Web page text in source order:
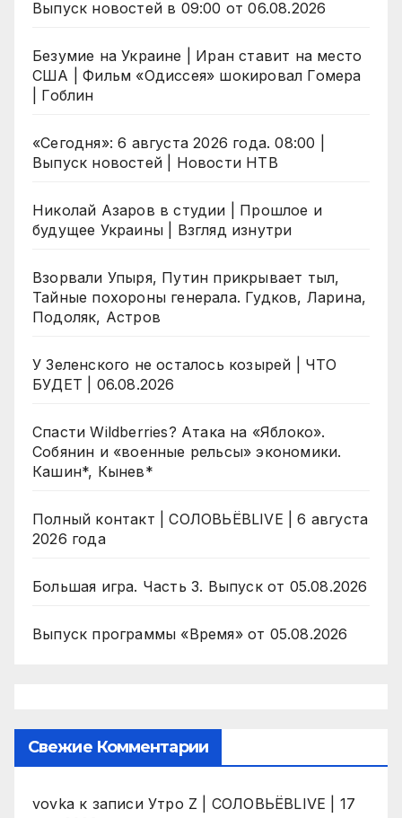
Выпуск новостей в 09:00 от 06.08.2026
Безумие на Украине | Иран ставит на место
США | Фильм «Одиссея» шокировал Гомера
| Гоблин
«Сегодня»: 6 августа 2026 года. 08:00 |
Выпуск новостей | Новости НТВ
Николай Азаров в студии | Прошлое и
будущее Украины | Взгляд изнутри
Взорвали Упыря, Путин прикрывает тыл,
Тайные похороны генерала. Гудков, Ларина,
Подоляк, Астров
У Зеленского не осталось козырей | ЧТО
БУДЕТ | 06.08.2026
Спасти Wildberries? Атака на «Яблоко».
Собянин и «военные рельсы» экономики.
Кашин*, Кынев*
Полный контакт | СОЛОВЬЁВLIVE | 6 августа
2026 года
Большая игра. Часть 3. Выпуск от 05.08.2026
Выпуск программы «Время» от 05.08.2026
Свежие Комментарии
vovka к записи Утро Z | СОЛОВЬЁВLIVE | 17